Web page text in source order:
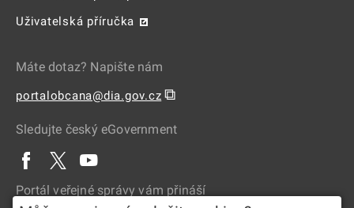
Uživatelská příručka
Máte dotaz? Napište nám
portalobcana@dia.gov.cz ⧉
Sledujte český eGovernment
Portál veřejné správy vám přináší